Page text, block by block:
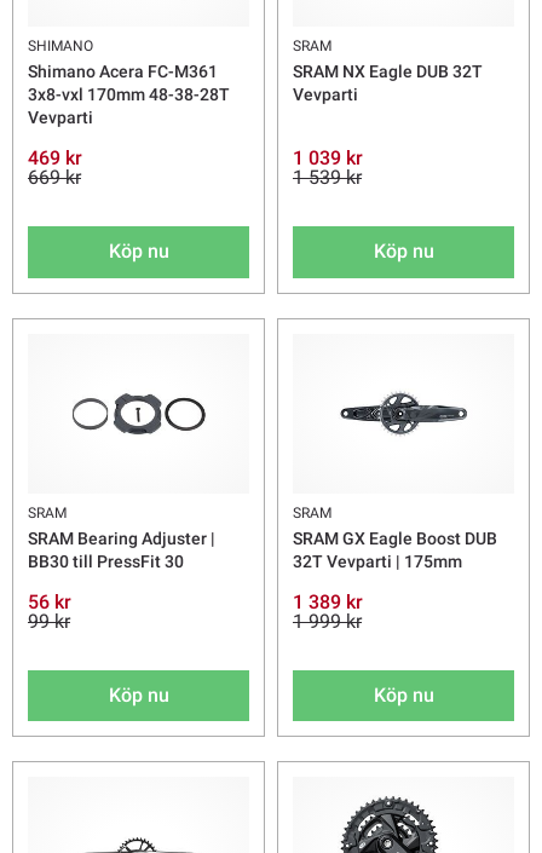
SHIMANO
Shimano Acera FC-M361
3x8-vxl 170mm 48-38-28T
Vevparti
469 kr
669 kr
Köp nu
SRAM
SRAM NX Eagle DUB 32T
Vevparti
1 039 kr
1 539 kr
Köp nu
SRAM
SRAM Bearing Adjuster |
BB30 till PressFit 30
56 kr
99 kr
Köp nu
SRAM
SRAM GX Eagle Boost DUB
32T Vevparti | 175mm
1 389 kr
1 999 kr
Köp nu